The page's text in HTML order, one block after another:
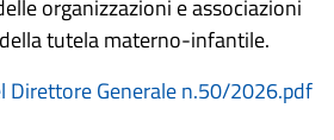
organizzazioni e associazioni
tutela materno-infantile.
Direttore Generale n.50/2026.pdf